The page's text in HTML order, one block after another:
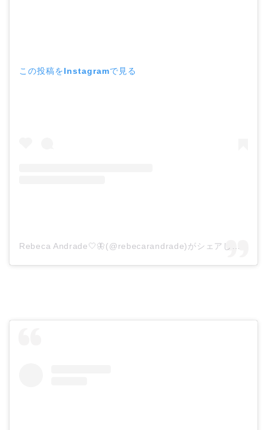
この投稿をInstagramで見る
Rebeca Andrade🤍🦋(@rebecarandrade)がシェアした投稿